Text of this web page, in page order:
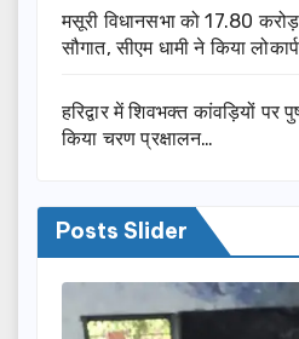
मसूरी विधानसभा को 17.80
सौगात, सीएम धामी ने किया
हरिद्वार में शिवभक्त कांवड़ियों पर
किया चरण प्रक्षालन…
Posts Slider